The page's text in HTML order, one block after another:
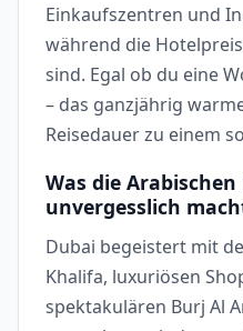
Einkaufszentren und
während die
sind. Egal ob du eine
– das ganzjährig
Reisedauer zu einem
Was die
unvergesslich
Dubai begeistert mit
Khalifa, luxuriösen
spektakulären Burj Al